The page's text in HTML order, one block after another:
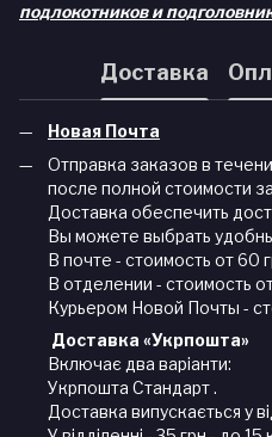
подлокотников и
Доставка
Новая Почта
Отправка заказов в
после полной стоимости
Доставка обеспечить
Вы можете выбрать
В почте - стоимость от 60
В отделении - стоимость
Курьером Новой Почты -
Доставка «Укрпошта»
Включає два варіанти:
Укрпошта Стандарт .
Доставка випускається у